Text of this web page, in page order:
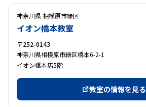
神奈川県 相模原市緑区
イオン橋本教室
〒252-0143
神奈川県相模原市緑区橋本6-2-1
イオン橋本店5階
教室の情報を見る